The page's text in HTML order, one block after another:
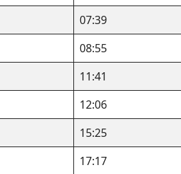
07:39
08:55
11:41
12:06
15:25
17:17